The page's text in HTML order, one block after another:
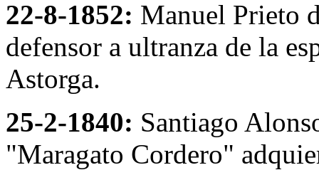
22-8-1852: Manuel Prieto
defensor a ultranza de la
Astorga.
25-2-1840: Santiago
"Maragato Cordero"